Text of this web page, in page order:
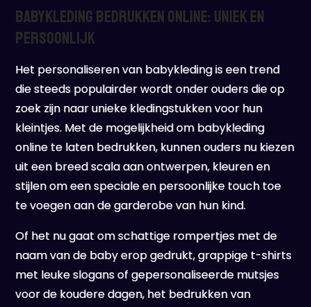
Babykleding bedrukken online: uniek en
persoonlijk
Het personaliseren van babykleding is een trend
die steeds populairder wordt onder ouders die op
zoek zijn naar unieke kledingstukken voor hun
kleintjes. Met de mogelijkheid om babykleding
online te laten bedrukken, kunnen ouders nu kiezen
uit een breed scala aan ontwerpen, kleuren en
stijlen om een speciale en persoonlijke touch toe
te voegen aan de garderobe van hun kind.
Of het nu gaat om schattige rompertjes met de
naam van de baby erop gedrukt, grappige t-shirts
met leuke slogans of gepersonaliseerde mutsjes
voor de koudere dagen, het bedrukken van